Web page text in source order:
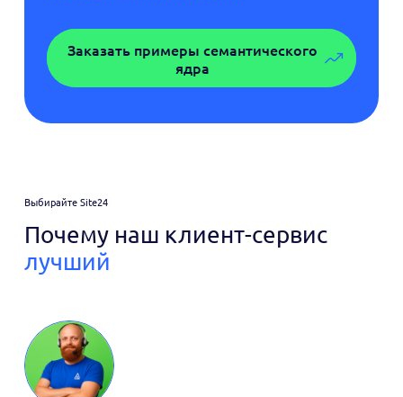
Заказать примеры семантического
ядра
Выбирайте Site24
Почему наш клиент-сервис
лучший